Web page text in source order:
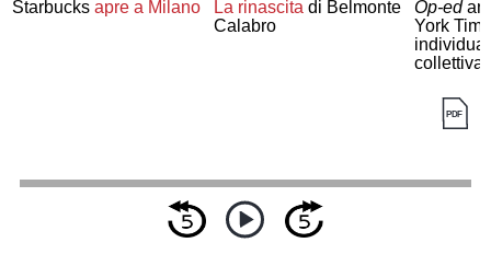
Starbucksapre a Milano
La rinascitadi Belmonte
Calabro
Op-ed
York